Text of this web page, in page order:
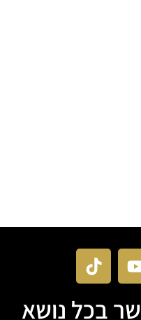
בכל נושא